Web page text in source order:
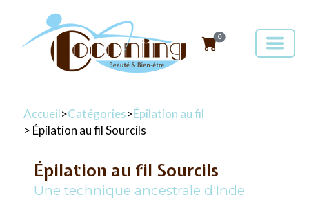
0
Accueil>Catégories>Épilation au fil
> Épilation au fil Sourcils
Épilation au fil Sourcils
Une technique ancestrale d'Inde